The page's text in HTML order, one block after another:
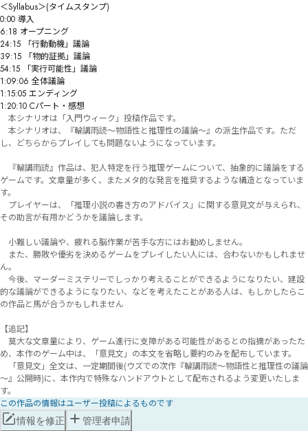
＜Syllabus＞(タイムスタンプ)
0:00 導入
6:18 オープニング
24:15 「行動動機」議論
39:15 「物的証拠」議論
54:15 「実行可能性」議論
1:09:06 全体議論
1:15:05 エンディング
1:20:10 Cパート・感想
本シナリオは「入門ウィーク」投稿作品です。
本シナリオは、『輪講雨読～物語性と推理性の議論～』の派生作品です。ただ
し、どちらからプレイしても問題ないようになっています。
『輪講雨読』作品は、犯人特定を行う推理ゲームについて、抽象的に議論をする
ゲームです。文章量が多く、またメタ的な発言を推奨するような構造となっていま
す。
プレイヤーは、「推理小説の書き方のアドバイス」に関する意見文が与えられ、
その助言が有用かどうかを議論します。
小難しい議論や、疲れる脳作業が苦手な方にはお勧めしません。
また、勝敗や優劣を決めるゲームをプレイしたい人には、合わないかもしれませ
ん。
今後、マーダーミステリーでしっかり考えることができるようになりたい、建設
的な議論ができるようになりたい、などを考えたことがある人は、もしかしたらこ
の作品と馬が合うかもしれません
【追記】
莫大な文章量により、ゲーム進行に支障がある可能性があるとの指摘があったた
め、本作のゲーム中は、「意見文」の本文を省略し要約のみを配布しています。
「意見文」全文は、一定期間後(ウズでの次作『輪講雨読～物語性と推理性の議論
～』公開時)に、本作内で特殊なハンドアウトとして配布されるよう変更いたしま
す。
この作品の情報はユーザー投稿によるものです
情報を修正 管理者申請